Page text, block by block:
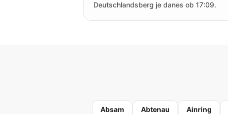
Deutschlandsberg je danes ob 17:09.
Absam Abtenau Ainring